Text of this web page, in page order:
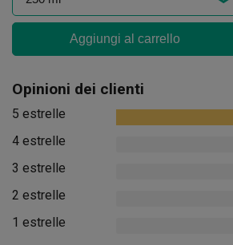
Aggiungi al carrello
Opinioni dei clienti
5 estrelle
4 estrelle
3 estrelle
2 estrelle
1 estrelle